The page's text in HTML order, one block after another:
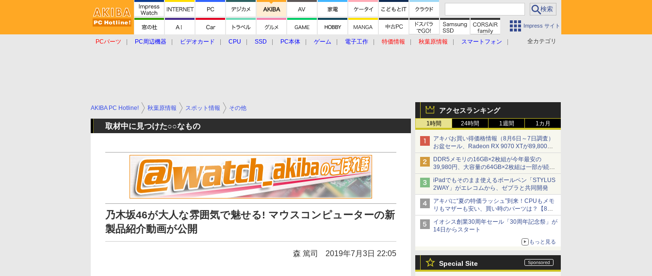
Impress サイト
全カテゴリ
PCパーツ PC周辺機器 ビデオカード CPU SSD PC本体 ゲーム 電子工作 特価情報 秋葉原情報
スマートフォン
アクセスランキング
1時間 24時間 1週間 1カ月
アキバお買い得価格情報（8月6日～7日調査）
お盆セール、Radeon RX 9070 XTが89,800
円、水平周波数24.8kHz対応の17型モニターが
9,801円、暑さ指数連動セール ほか
DDR5メモリの16GB×2枚組が今年最安の
39,980円、大容量の64GB×2枚組は一部が続騰
[8月前半のメモリ価格]
iPadでもそのまま使えるボールペン「STYLUS
2WAY」がエレコムから、ゼブラと共同開発
アキバに“夏の特価ラッシュ”到来！CPUもメモ
リもマザーも安い、買い時のパーツは？【8月7
日(金)22時配信】
イオシス創業30周年セール「30周年記念祭」が
14日からスタート
もっと見る
Special Site
AKIBA PC Hotline! 秋葉原情報 スポット情報 その他
取材中に見つけた○○なもの
乃木坂46が大人な雰囲気で魅せる! マウスコンピューターの新
製品紹介動画が公開
森 篤司 2019年7月3日 22:05